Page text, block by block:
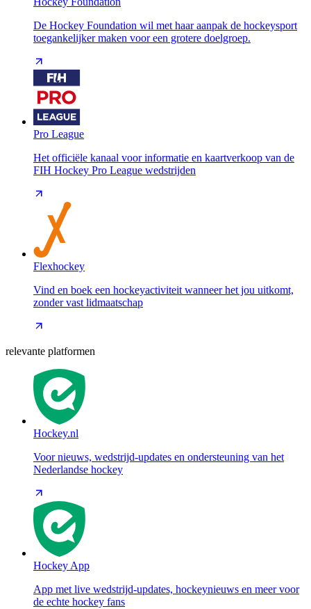
De Hockey Foundation wil met haar aanpak de hockeysport
toegankelijker maken voor een grotere doelgroep.
Pro League
Het officiële kanaal voor informatie en kaartverkoop van de
FIH Hockey Pro League wedstrijden
Flexhockey
Vind en boek een hockeyactiviteit wanneer het jou uitkomt,
zonder vast lidmaatschap
relevante platformen
Hockey.nl
Voor nieuws, wedstrijd-updates en ondersteuning van het
Nederlandse hockey
Hockey App
App met live wedstrijd-updates, hockeynieuws en meer voor
de echte hockey fans